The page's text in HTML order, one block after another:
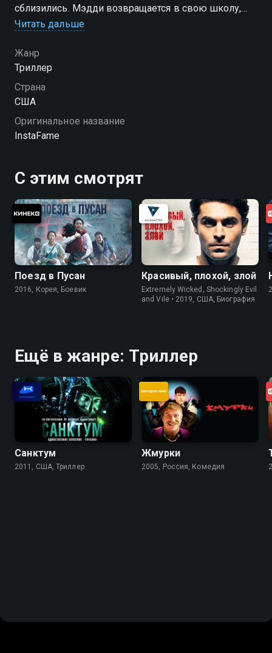
сблизились. Мэдди возвращается в свою школу,
она рада вернуться к своим друзьями и хочет быть
Читать дальше
Жанр
Триллер
Страна
США
Оригинальное название
InstaFame
С этим смотрят
Поезд в Пусан
2016, Корея, Боевик
Красивый, плохой, злой
Extremely Wicked, Shockingly Evil
and Vile • 2019, США, Биография
Ещё в жанре: Триллер
Санктум
2011, США, Триллер
Жмурки
2005, Россия, Комедия